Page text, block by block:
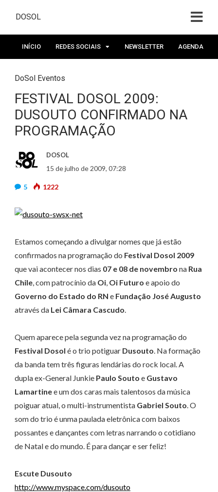
DOSOL
INÍCIO REDES SOCIAIS NEWSLETTER AGENDA
DoSol Eventos
FESTIVAL DOSOL 2009:
DUSOUTO CONFIRMADO NA
PROGRAMAÇÃO
DOSOL
15 de julho de 2009, 07:28
5 1222
Estamos começando a divulgar nomes que já estão
confirmados na programação do Festival Dosol 2009
que vai acontecer nos dias 07 e 08 de novembro na Rua
Chile, com patrocínio da Oi, Oi Futuro e apoio do
Governo do Estado do RN e Fundação José Augusto
através da Lei Câmara Cascudo.
Quem aparece pela segunda vez na programação do
Festival Dosol é o trio potiguar Dusouto. Na formação
da banda tem três figuras lendárias do rock local. A
dupla ex-General Junkie Paulo Souto e Gustavo
Lamartinee um dos caras mais talentosos da música
poiguar atual, o multi-instrumentista Gabriel Souto. O
som do trio é unma paulada eletrônica com baixos
possantes e dançantes com letras narrando o cotidiano
de Natal e do mundo. É para dançar e ser feliz!
Escute Dusouto
http://www.myspace.com/dusouto